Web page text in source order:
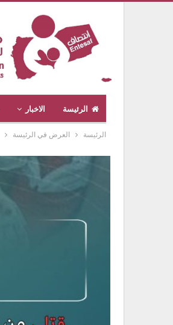
الرئيسة الاخبار
الرئيسة العرض في الرئيسة